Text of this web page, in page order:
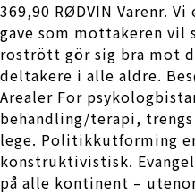
369,90 RØDVIN Varenr.
gave som mottakeren vil
rostrött gör sig bra mot
deltakere i alle aldre.
Arealer For
behandling/terapi,
lege. Politikkutforming
konstruktivistisk.
på alle kontinent –